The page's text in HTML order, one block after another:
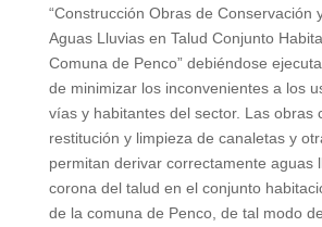
“Construcción Obras de Conservación
Aguas Lluvias en Talud Conjunto
Comuna de Penco” debiéndose
de minimizar los inconvenientes a los
vías y habitantes del sector. Las obras
restitución y limpieza de canaletas y
permitan derivar correctamente aguas
corona del talud en el conjunto
de la comuna de Penco, de tal modo